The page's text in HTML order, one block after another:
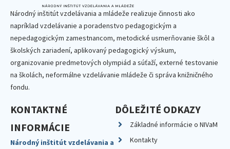
Národný inštitút vzdelávania a mládeže realizuje činnosti ako
napríklad vzdelávanie a poradenstvo pedagogickým a
nepedagogickým zamestnancom, metodické usmerňovanie škôl a
školských zariadení, aplikovaný pedagogický výskum,
organizovanie predmetových olympiád a súťaží, externé testovanie
na školách, neformálne vzdelávanie mládeže či správa knižničného
fondu.
KONTAKTNÉ
INFORMÁCIE
Národný inštitút vzdelávania a
DÔLEŽITÉ ODKAZY
Základné informácie o NIVaM
Kontakty